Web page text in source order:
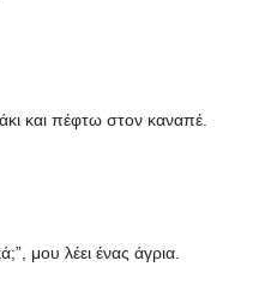
και πέφτω στον καναπέ.
μου λέει ένας άγρια.